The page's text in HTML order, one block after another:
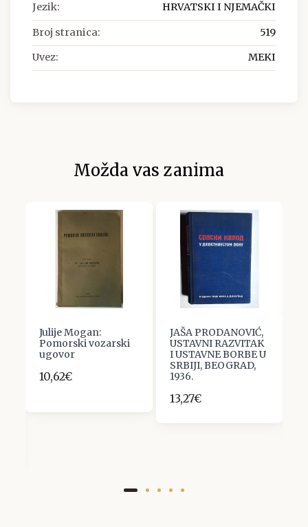
Jezik: HRVATSKI I NJEMAČKI
Broj stranica: 519
Uvez: MEKI
Možda vas zanima
Julije Mogan:
Pomorski vozarski
ugovor
10,62€
JAŠA PRODANOVIĆ,
USTAVNI RAZVITAK
I USTAVNE BORBE U
SRBIJI, BEOGRAD,
1936.
13,27€